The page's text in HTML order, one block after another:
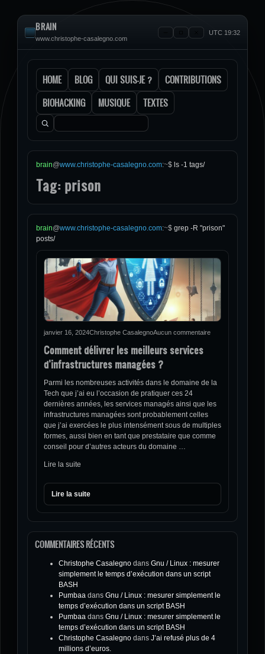
BRAIN
www.christophe-casalegno.com
UTC 19:32
HOME BLOG QUI SUIS-JE ?
CONTRIBUTIONS
BIOHACKING
MUSIQUE TEXTES
Rechercher :
brain@www.christophe-casalegno.com:~$ ls -1 tags/
Tag: prison
brain@www.christophe-casalegno.com:~$ grep -R "prison"
posts/
janvier 16, 2024Christophe CasalegnoAucun commentaire
Comment délivrer les meilleurs services
d’infrastructures managées ?
Parmi les nombreuses activités dans le domaine de la
Tech que j’ai eu l’occasion de pratiquer ces 24
dernières années, les services managés ainsi que les
infrastructures managées sont probablement celles
que j’ai exercées le plus intensément sous de multiples
formes, aussi bien en tant que prestataire que comme
conseil pour d’autres acteurs du domaine …
Lire la suite
Lire la suite
COMMENTAIRES RÉCENTS
Christophe Casalegno dans Gnu / Linux : mesurer
simplement le temps d’exécution dans un script
BASH
Pumbaa dans Gnu / Linux : mesurer simplement le
temps d’exécution dans un script BASH
Pumbaa dans Gnu / Linux : mesurer simplement le
temps d’exécution dans un script BASH
Christophe Casalegno dans J’ai refusé plus de 4
millions d’euros.